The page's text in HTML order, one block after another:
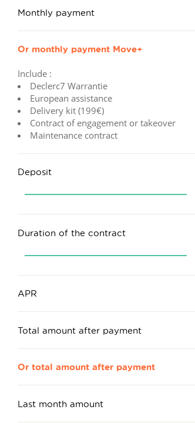
Monthly payment
Or monthly payment Move+
Include :
Declerc7 Warrantie
European assistance
Delivery kit (199€)
Contract of engagement or takeover
Maintenance contract
Deposit
Duration of the contract
APR
Total amount after payment
Or total amount after payment
Last month amount